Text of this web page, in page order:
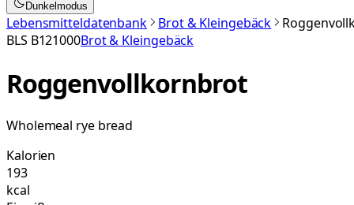
Dunkelmodus
Lebensmitteldatenbank Brot & Kleingebäck
BLS B121000Brot & Kleingebäck
Roggenvollkornbrot
Wholemeal rye bread
Kalorien
193
kcal